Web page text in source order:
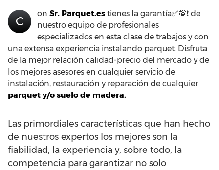
C
on Sr. Parquet.es tienes la garantía✅💯❗ de
nuestro equipo de profesionales
especializados en esta clase de trabajos y con
una extensa experiencia instalando parquet. Disfruta
de la mejor relación calidad-precio del mercado y de
los mejores asesores en cualquier servicio de
instalación, restauración y reparación de cualquier
parquet y/o suelo de madera.
Las primordiales características que han hecho
de nuestros expertos los mejores son la
fiabilidad, la experiencia y, sobre todo, la
competencia para garantizar no solo